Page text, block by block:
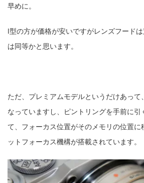
早めに。
I型の方が価格が安いですがレンズフード
は同等かと思います。
ただ、プレミアムモデルというだけあって
なっていますし、ピントリングを手前に引
て、フォーカス位置がそのメモリの位置に
ットフォーカス機構が搭載されています。